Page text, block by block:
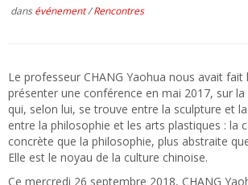
dansévénement/Rencontres
Le professeur CHANG Yaohua nous avait fait
présenter une conférence en mai 2017, sur
qui, selon lui, se trouve entre la sculpture et
entre la philosophie et les arts plastiques : la
concrète que la philosophie, plus abstraite
Elle est le noyau de la culture chinoise.
Ce mercredi 26 septembre 2018, CHANG